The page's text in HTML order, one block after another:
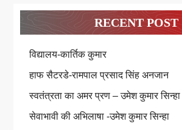
RECENT POST
विद्यालय-कार्तिक कुमार
हाफ सैटरडे-रामपाल प्रसाद सिंह अनजान
स्वतंत्रता का अमर प्रण – उमेश कुमार सिन्हा
सेवाभावी की अभिलाषा -उमेश कुमार सिन्हा